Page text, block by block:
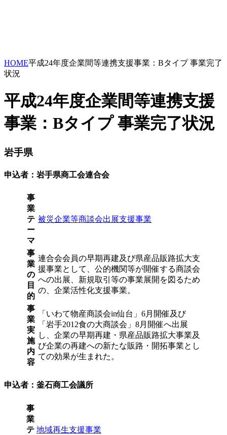
HOME平成24年度企業間等連携支援事業：Bタイプ 事業完了
状況
平成24年度企業間等連携支援
事業：Bタイプ 事業完了状況
岩手県
申込者：岩手県商工会連合会
事
業
テ
ー
マ
被災企業等商談会出展支援事業
事
業
の
目
的
連合会会員の早期再建及び県産品販路拡大支
援事業として、公的機関等が開催する商談会
への出展、新規取引等の事業展開を図るため
の、企業活性化支援事業。
事
業
実
施
内
容
「いわて物産商談会in仙台」6月開催及び
「岩手2012食の大商談会」8月開催へ出展
し、企業の早期再建・県産品販路拡大事業及
び企業の再建への新たな販路・開拓事業とし
ての効果が生まれた。
申込者：釜石商工会議所
事
業
テ 地域再生支援事業